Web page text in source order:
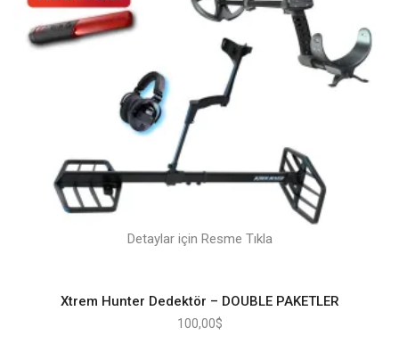
Detaylar için Resme Tıkla
Xtrem Hunter Dedektör – DOUBLE PAKETLER
100,00$